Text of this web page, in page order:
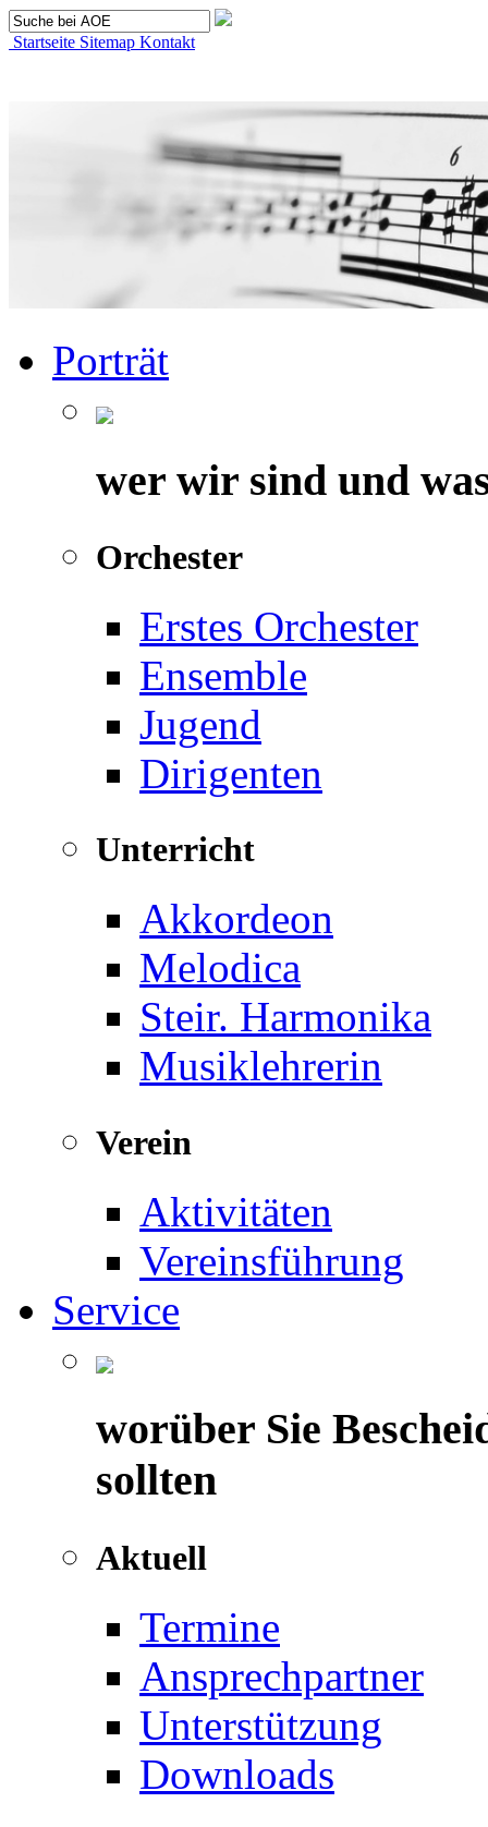
Startseite Sitemap Kontakt
Porträt
wer wir sind und
Orchester
Erstes Orchester
Ensemble
Jugend
Dirigenten
Unterricht
Akkordeon
Melodica
Steir. Harmonika
Musiklehrerin
Verein
Aktivitäten
Vereinsführung
Service
worüber Sie
sollten
Aktuell
Termine
Ansprechpartner
Unterstützung
Downloads